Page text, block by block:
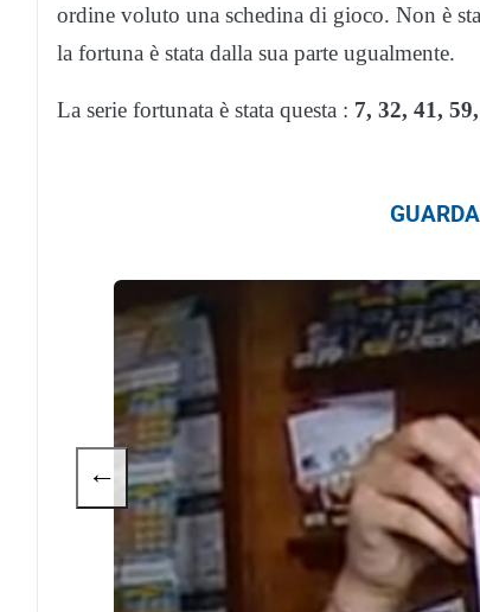
ordine voluto una schedina di gioco. Non è
la fortuna è stata dalla sua parte ugualmente.
La serie fortunata è stata questa : 7, 32, 41,
←